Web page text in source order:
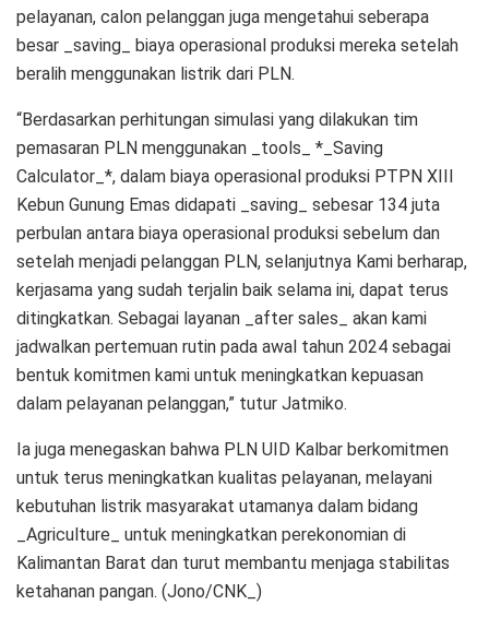
pelayanan, calon pelanggan juga mengetahui seberapa
besar _saving_ biaya operasional produksi mereka setelah
beralih menggunakan listrik dari PLN.
“Berdasarkan perhitungan simulasi yang dilakukan tim
pemasaran PLN menggunakan _tools_ *_Saving
Calculator_*, dalam biaya operasional produksi PTPN XIII
Kebun Gunung Emas didapati _saving_ sebesar 134 juta
perbulan antara biaya operasional produksi sebelum dan
setelah menjadi pelanggan PLN, selanjutnya Kami berharap,
kerjasama yang sudah terjalin baik selama ini, dapat terus
ditingkatkan. Sebagai layanan _after sales_ akan kami
jadwalkan pertemuan rutin pada awal tahun 2024 sebagai
bentuk komitmen kami untuk meningkatkan kepuasan
dalam pelayanan pelanggan,” tutur Jatmiko.
Ia juga menegaskan bahwa PLN UID Kalbar berkomitmen
untuk terus meningkatkan kualitas pelayanan, melayani
kebutuhan listrik masyarakat utamanya dalam bidang
_Agriculture_ untuk meningkatkan perekonomian di
Kalimantan Barat dan turut membantu menjaga stabilitas
ketahanan pangan. (Jono/CNK_)